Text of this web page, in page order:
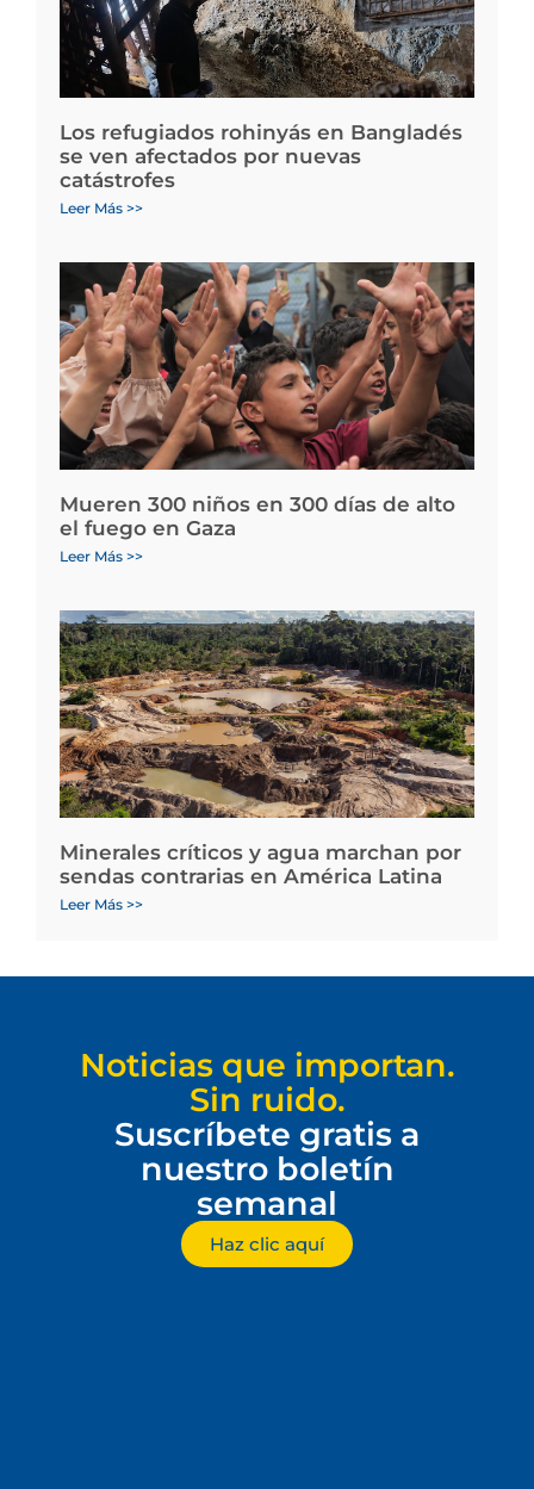
Los refugiados rohinyás en Bangladés
se ven afectados por nuevas
catástrofes
Leer Más >>
Mueren 300 niños en 300 días de alto
el fuego en Gaza
Leer Más >>
Minerales críticos y agua marchan por
sendas contrarias en América Latina
Leer Más >>
Noticias que importan.
Sin ruido.
Suscríbete gratis a
nuestro boletín
semanal
Haz clic aquí